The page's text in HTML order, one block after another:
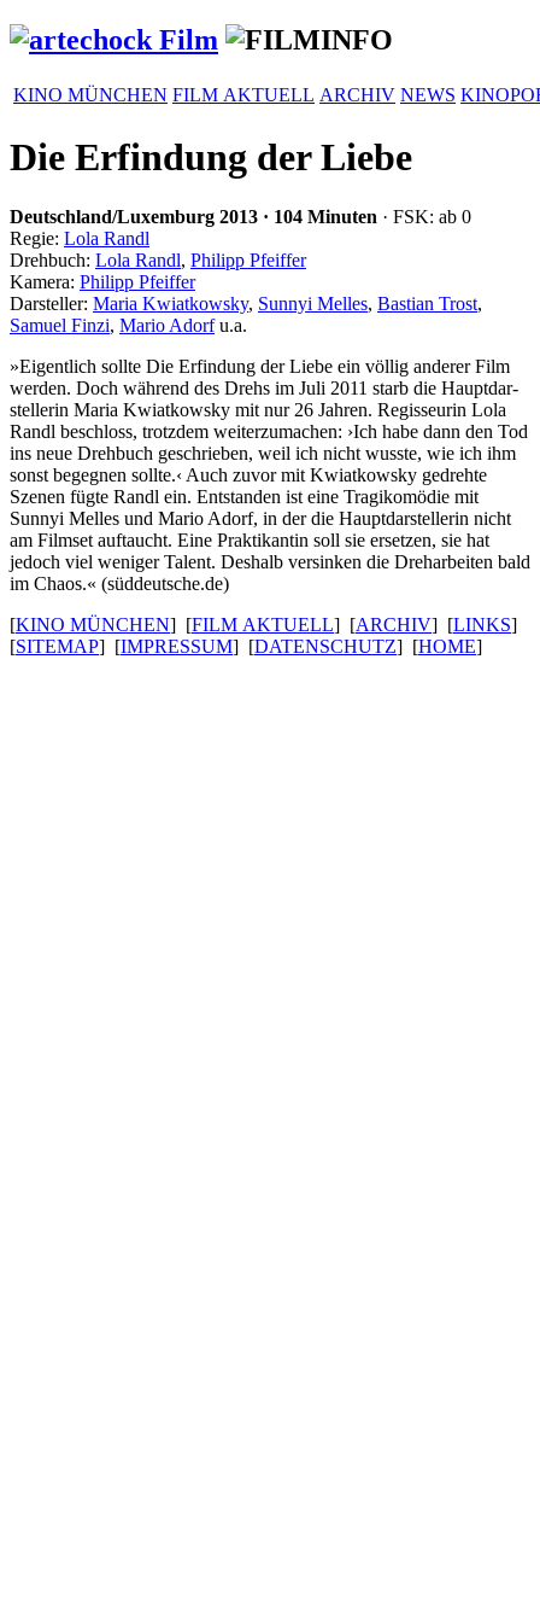
KINO MÜNCHEN FILM AKTUELL ARCHIV NEWS
Die Erfindung der Liebe
Deutschland/Luxemburg 2013 · 104 Minuten · FSK: ab 0
Regie: Lola Randl
Drehbuch: Lola Randl, Philipp Pfeiffer
Kamera: Philipp Pfeiffer
Darsteller: Maria Kwiatkowsky, Sunnyi Melles, Bastian Trost,
Samuel Finzi, Mario Adorfu.a.
»Eigent­lich sollte Die Erfindung der Liebe ein völlig anderer Film
werden. Doch während des Drehs im Juli 2011 starb die Haupt­dar­
stel­lerin Maria Kwiat­kowsky mit nur 26 Jahren. Regis­seurin Lola
Randl beschloss, trotzdem weiter­zu­ma­chen: ›Ich habe dann den Tod
ins neue Drehbuch geschrieben, weil ich nicht wusste, wie ich ihm
sonst begegnen sollte.‹ Auch zuvor mit Kwiat­kowsky gedrehte
Szenen fügte Randl ein. Entstanden ist eine Tragi­komödie mit
Sunnyi Melles und Mario Adorf, in der die Haupt­dar­stel­lerin nicht
am Filmset auftaucht. Eine Prak­ti­kantin soll sie ersetzen, sie hat
jedoch viel weniger Talent. Deshalb versinken die Dreh­ar­beiten bald
im Chaos.« (süddeut­sche.de)
[KINO MÜNCHEN] [FILM AKTUELL] [ARCHIV] [LINKS]
[SITEMAP] [IMPRESSUM] [DATENSCHUTZ] [HOME]